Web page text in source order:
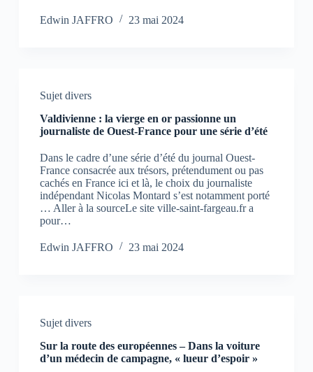
Edwin JAFFRO 23 mai 2024
Sujet divers
Valdivienne : la vierge en or passionne un
journaliste de Ouest-France pour une série d’été
Dans le cadre d’une série d’été du journal Ouest-
France consacrée aux trésors, prétendument ou pas
cachés en France ici et là, le choix du journaliste
indépendant Nicolas Montard s’est notamment porté
… Aller à la sourceLe site ville-saint-fargeau.fr a
pour…
Edwin JAFFRO 23 mai 2024
Sujet divers
Sur la route des européennes – Dans la voiture
d’un médecin de campagne, « lueur d’espoir »